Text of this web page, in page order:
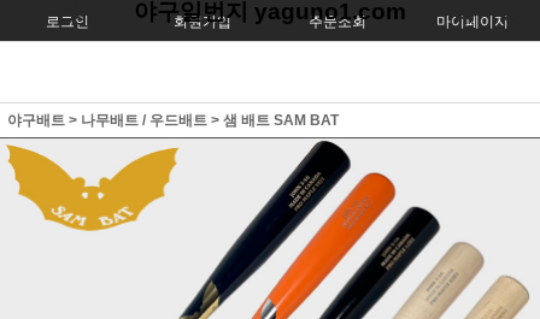
로그인 회원가입 주문조회 마이페이지
야구일번지 yaguno1.com
야구배트 > 나무배트 / 우드배트 > 샘 배트 SAM BAT